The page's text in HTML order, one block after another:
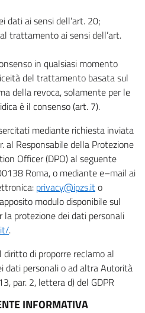
dati ai sensi dell’art. 20;
trattamento ai sensi dell’art.
in qualsiasi momento
del trattamento basata sul
della revoca, solamente per le
è il consenso (art. 7).
mediante richiesta inviata
al Responsabile della Protezione
Officer (DPO) al seguente
Roma, o mediante e–mail ai
privacy@ipzs.ito
modulo disponibile sul
la protezione dei dati personali
.
diritto di proporre reclamo al
dati personali o ad altra Autorità
par. 2, lettera d) del GDPR
INFORMATIVA